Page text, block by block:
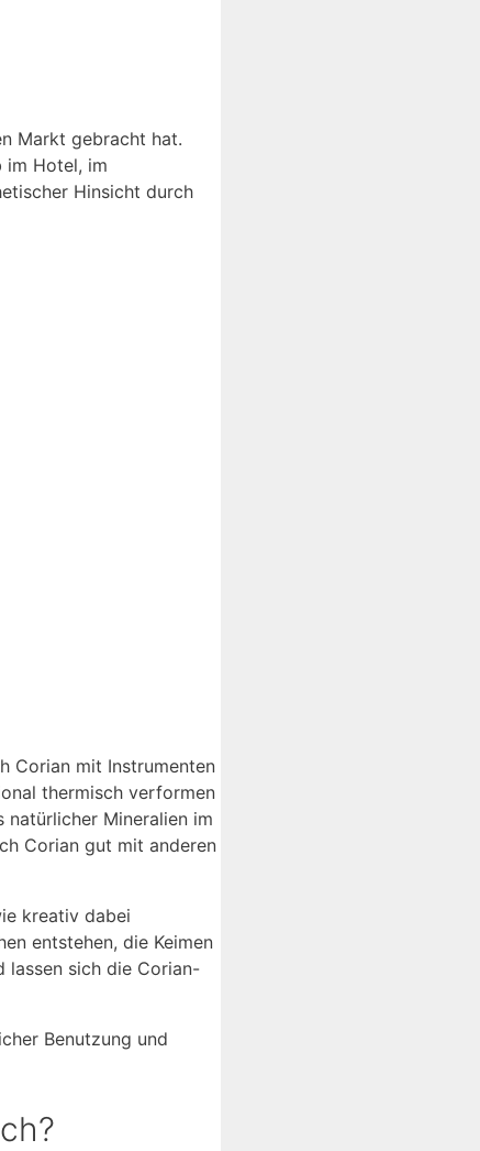
Markt gebracht hat.
im Hotel, im
Hinsicht durch
Corian mit Instrumenten
thermisch verformen
natürlicher Mineralien im
Corian gut mit anderen
kreativ dabei
entstehen, die Keimen
lassen sich die Corian-
Benutzung und